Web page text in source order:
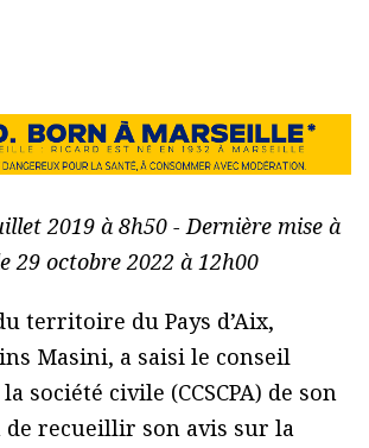
2019 à 8h50 - Dernière mise à
29 octobre 2022 à 12h00
territoire du Pays d’Aix,
Masini, a saisi le conseil
société civile (CCSCPA) de son
recueillir son avis sur la